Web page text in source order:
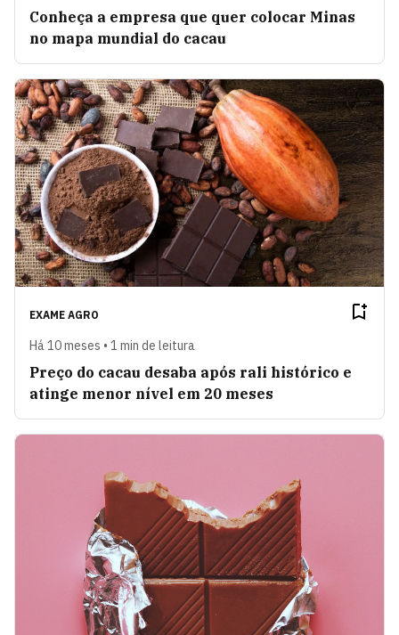
Conheça a empresa que quer colocar Minas
no mapa mundial do cacau
EXAME AGRO
Há 10 meses • 1 min de leitura
Preço do cacau desaba após rali histórico e
atinge menor nível em 20 meses